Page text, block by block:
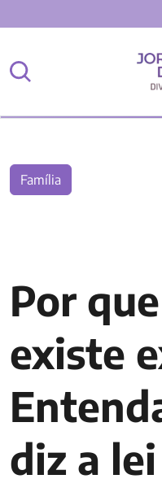
Família
Por
existe
diz a lei